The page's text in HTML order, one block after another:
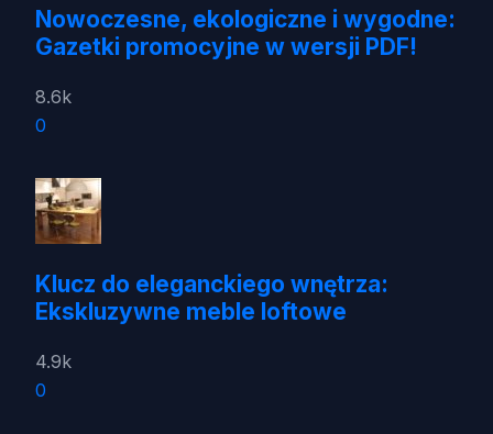
Nowoczesne, ekologiczne i wygodne:
Gazetki promocyjne w wersji PDF!
8.6k
0
Klucz do eleganckiego wnętrza:
Ekskluzywne meble loftowe
4.9k
0